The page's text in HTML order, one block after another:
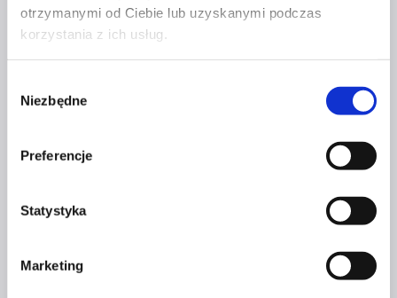
otrzymanymi od Ciebie lub uzyskanymi podczas
korzystania z ich usług.
zgody
Niezbędne
Preferencje
Statystyka
Marketing